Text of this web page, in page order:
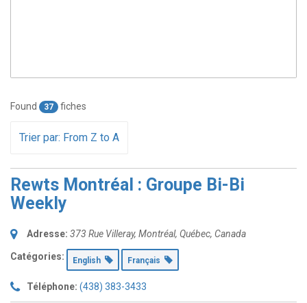
Found 37 fiches
Trier par: From Z to A
Rewts Montréal : Groupe Bi-Bi
Weekly
Adresse: 373 Rue Villeray, Montréal, Québec, Canada
Catégories: English Français
Téléphone: (438) 383-3433